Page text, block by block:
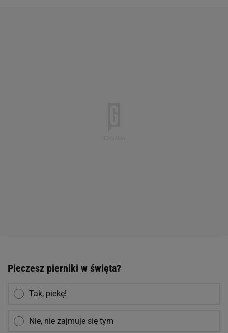
Pieczesz pierniki w święta?
Tak, piekę!
Nie, nie zajmuje się tym